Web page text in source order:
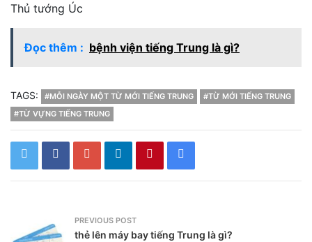
Thủ tướng Úc
Đọc thêm : bệnh viện tiếng Trung là gì?
TAGS: #MỖI NGÀY MỘT TỪ MỚI TIẾNG TRUNG
#TỪ MỚI TIẾNG TRUNG
#TỪ VỰNG TIẾNG TRUNG
PREVIOUS POST
thẻ lên máy bay tiếng Trung là gì?